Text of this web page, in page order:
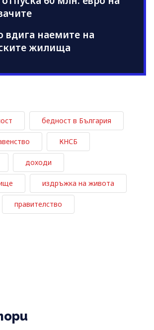
вдига наемите на
жилища
бедност в България
КНСБ
доходи
издръжка на живота
правителство